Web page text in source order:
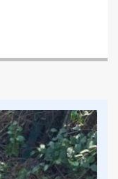
того, щоб
Тоді МВФ
до пенсіонерів,
вдалося
підвищувати
на пенсію.